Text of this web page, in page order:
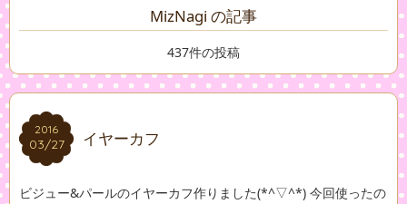
MizNagi の記事
437件の投稿
2016
03/27
2016
03/27 イヤーカフ
ビジュー&パールのイヤーカフ作りました(*^▽^*) 今回使ったの